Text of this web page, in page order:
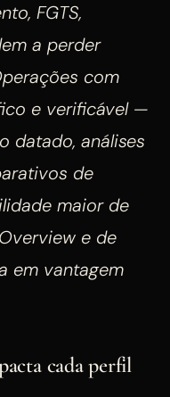
FGTS,
a perder
com
e verificável —
datado, análises
de
maior de
e de
em vantagem
cada perfil